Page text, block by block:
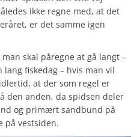
ikke regne med, at det
er det samme igen
skal påregne at gå langt –
fiskedag – hvis man vil
at der som regel er
den anden, da spidsen deler
og primært sandbund på
på vestsiden.